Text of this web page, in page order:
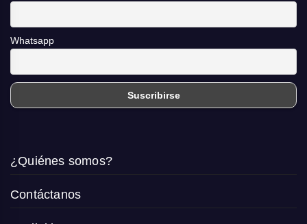
Whatsapp
¿Quiénes somos?
Contáctanos